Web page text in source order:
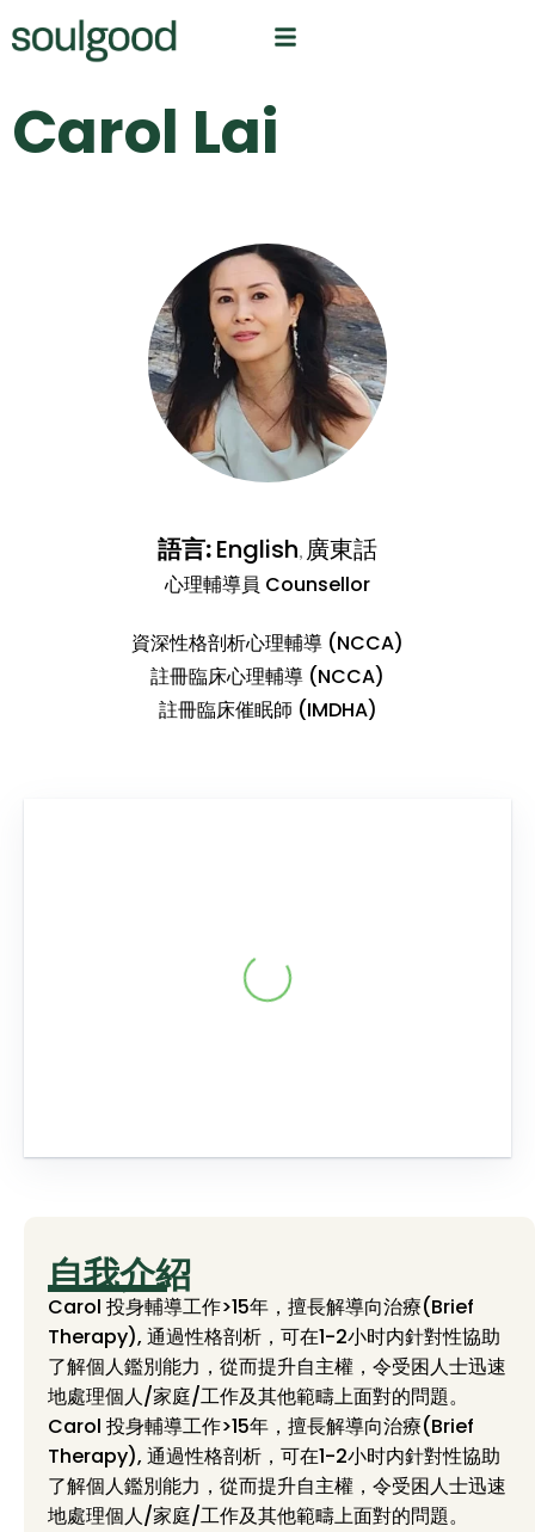
Carol Lai
語言:English 廣東話
心理輔導員 Counsellor
資深性格剖析心理輔導 (NCCA)
註冊臨床心理輔導 (NCCA)
註冊臨床催眠師 (IMDHA)
自我介紹
Carol 投身輔導工作>15年，擅長解導向治療(Brief
Therapy), 通過性格剖析，可在1-2小时内針對性協助
了解個人鑑別能力，從而提升自主權，令受困人士迅速
地處理個人/家庭/工作及其他範疇上面對的問題。
Carol 投身輔導工作>15年，擅長解導向治療(Brief
Therapy), 通過性格剖析，可在1-2小时内針對性協助
了解個人鑑別能力，從而提升自主權，令受困人士迅速
地處理個人/家庭/工作及其他範疇上面對的問題。